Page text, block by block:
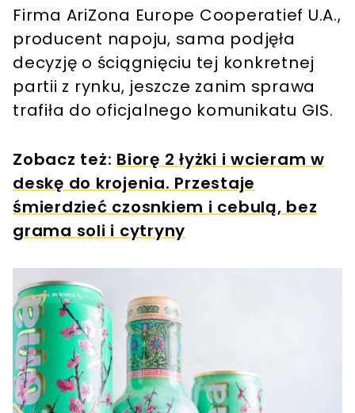
Firma AriZona Europe Cooperatief U.A.,
producent napoju, sama podjęła
decyzję o ściągnięciu tej konkretnej
partii z rynku, jeszcze zanim sprawa
trafiła do oficjalnego komunikatu GIS.
Zobacz też: Biorę 2 łyżki i wcieram w
deskę do krojenia. Przestaje
śmierdzieć czosnkiem i cebulą, bez
grama soli i cytryny